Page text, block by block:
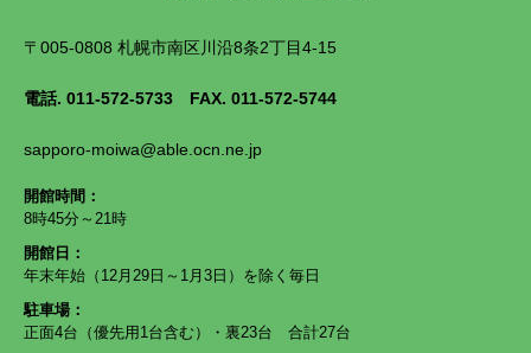
〒005-0808 札幌市南区川沿8条2丁目4-15
電話. 011-572-5733 FAX. 011-572-5744
sapporo-moiwa@able.ocn.ne.jp
開館時間：
8時45分～21時
開館日：
年末年始（12月29日～1月3日）を除く毎日
駐車場：
正面4台（優先用1台含む）・裏23台 合計27台